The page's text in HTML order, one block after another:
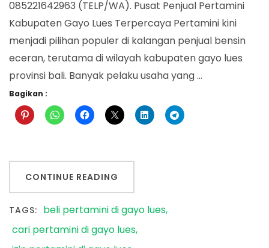
085221642963 (TELP/WA). Pusat Penjual Pertamini
Kabupaten Gayo Lues Terpercaya Pertamini kini
menjadi pilihan populer di kalangan penjual bensin
eceran, terutama di wilayah kabupaten gayo lues
provinsi bali. Banyak pelaku usaha yang …
Bagikan :
CONTINUE READING
TAGS: beli pertamini di gayo lues
cari pertamini di gayo lues